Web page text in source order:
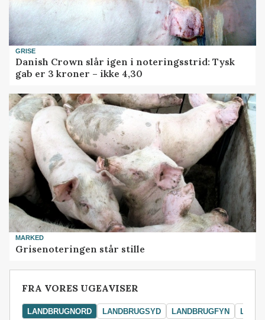
GRISE
Danish Crown slår igen i noteringsstrid: Tysk
gab er 3 kroner – ikke 4,30
MARKED
Grisenoteringen står stille
FRA VORES UGEAVISER
LANDBRUGNORD LANDBRUGSYD LANDBRUGFYN